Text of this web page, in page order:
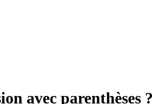
avec parenthèses ?